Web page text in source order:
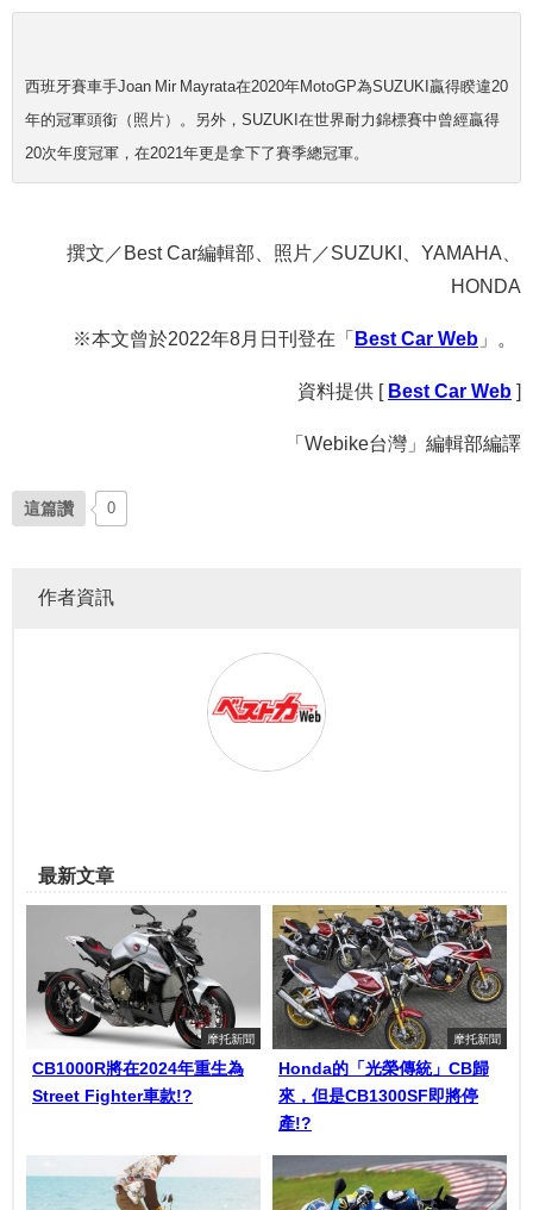
西班牙賽車手Joan Mir Mayrata在2020年MotoGP為SUZUKI贏得睽違20
年的冠軍頭銜（照片）。另外，SUZUKI在世界耐力錦標賽中曾經贏得
20次年度冠軍，在2021年更是拿下了賽季總冠軍。
撰文／Best Car編輯部、照片／SUZUKI、YAMAHA、
HONDA
※本文曾於2022年8月日刊登在「Best Car Web 」。
資料提供 [ Best Car Web ]
「Webike台灣」編輯部編譯
這篇讚 0
作者資訊
最新文章
摩托新聞
CB1000R將在2024年重生為
Street Fighter車款!?
摩托新聞
Honda的「光榮傳統」CB歸
來，但是CB1300SF即將停
產!?